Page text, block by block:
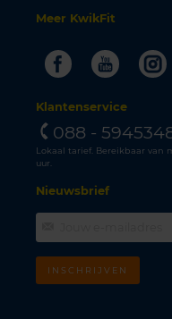
Meer KwikFit
Facebook
Klantenservice
088 -
Lokaal tarief. Bereikbaar van
uur.
Nieuwsbrief
INSCHRIJVEN